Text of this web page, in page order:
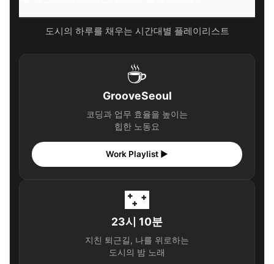
도시의 하루를 채우는 시간대별 플레이리스트
☕
GrooveSeoul
코딩과 업무 효율을 높이는
힙한 노동요
Work Playlist ▶
🌃
23시 10분
지친 퇴근길, 나를 위로하는
도시의 밤 노래